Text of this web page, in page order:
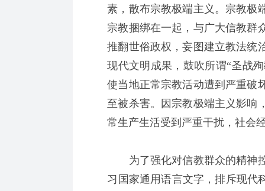
素，散布宗教极端主义。宗教极
宗教捆绑在一起，与广大信教群
推翻世俗政权，妄图建立教法统
现代文明成果，鼓吹所谓“圣战
使当地正常宗教活动遭到严重破
至被杀害。因宗教极端主义影响
常生产生活受到严重干扰，社会
为了强化对信教群众的精神控
习国家通用语言文字，排斥现代